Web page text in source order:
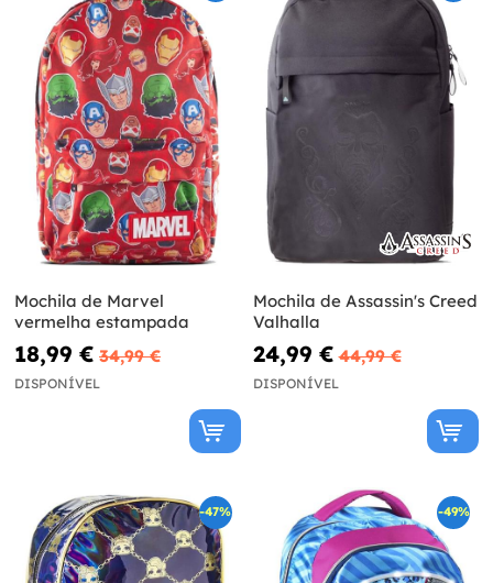
Mochila de Marvel
vermelha estampada
18,99 € 34,99 €
DISPONÍVEL
Mochila de Assassin's Creed
Valhalla
24,99 € 44,99 €
DISPONÍVEL
-47% -49%